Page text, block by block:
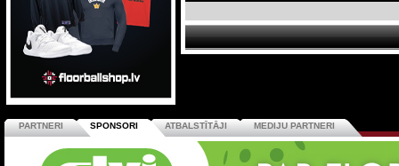
PARTNERI SPONSORI ATBALSTĪTĀJI MEDIJU PARTNERI